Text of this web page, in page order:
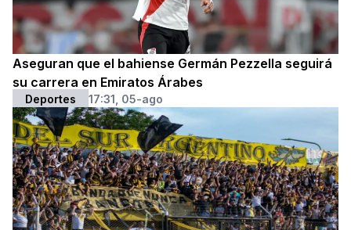
Aseguran que el bahiense Germán Pezzella seguirá
su carrera en Emiratos Árabes
Deportes 17:31, 05-ago